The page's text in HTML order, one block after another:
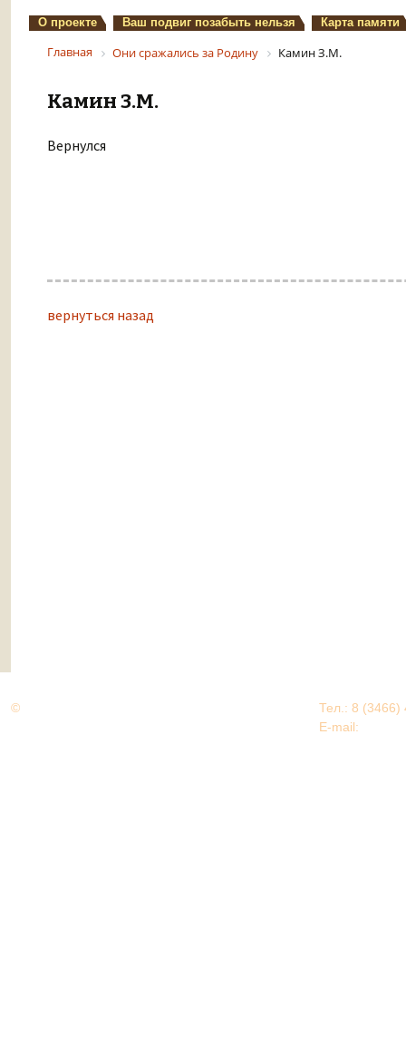
О проекте Ваш подвиг позабыть нельзя Карта памяти
Главная Они сражались за Родину Камин З.М.
Камин З.М.
Вернулся
вернуться назад
©
Тел.: 8 (3466)
E-mail: